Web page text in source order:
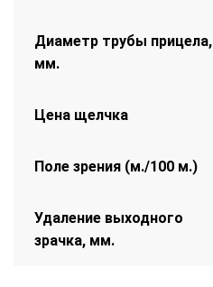
Диаметр трубы прицела,
мм.
Цена щелчка
Поле зрения (м./100 м.)
Удаление выходного
зрачка, мм.